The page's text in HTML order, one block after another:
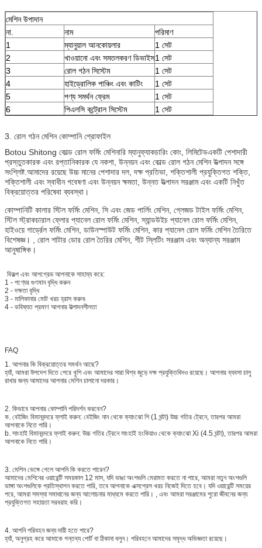
মেশিন উপাদান
না.
নাম
পরিমাণ
1
ম্যানুয়াল আনকোয়লার
1 সেট
2
খাওয়ানো এবং সমতলকরণ ডিভাইস1 সেট
3
রোল গঠন সিস্টেম
1 সেট
4
হাইড্রোলিক পাঞ্চিং এবং কাটিং
1 সেট
5
পণ্য সমর্থন ফ্রেম
1 সেট
6
পিএলসি কন্ট্রোল সিস্টেম 1 সেট
3. রোল গঠন মেশিন কোম্পানি প্রোফাইল
Botou Shitong কোল্ড রোল ফর্মিং মেশিনারি ম্যানুফ্যাকচারিং কোং, লিমিটেডএকটি পেশাদারী
প্রস্তুতকারক এবং রপ্তানিকারক যে নকশা, উন্নয়ন এবং কোল্ড রোল গঠন মেশিন উত্পাদন সঙ্গে
সংশ্লিষ্ট.আমাদের রয়েছে উচ্চ মানের পেশাদার দল, দক্ষ প্রতিভা, শক্তিশালী প্রযুক্তিগত শক্তি,
শক্তিশালী এবং স্বাধীন গবেষণা এবং উন্নয়ন ক্ষমতা, উন্নত উত্পাদন সরঞ্জাম এবং একটি নিখুঁত
বিক্রয়োত্তর পরিষেবা ব্যবস্থা।
কোম্পানিটি কালার স্টিল ফর্মিং মেশিন, সি এবং জেড পার্লিং মেশিন, গ্লেজড টাইল ফর্মিং মেশিন,
স্টিল স্ট্রাকচারাল ফ্লোর প্যানেল রোল ফর্মিং মেশিন, স্যান্ডউইচ প্যানেল রোল ফর্মিং মেশিন,
হাইওয়ে গার্ড্রেল ফর্মিং মেশিন, ডাউনস্পাউট ফর্মিং মেশিন, কার প্যানেল রোল ফর্মিং মেশিন তৈরিতে
বিশেষজ্ঞ। , রোল শাটার ডোর রোল তৈরির মেশিন, শীট স্লিটিং সরঞ্জাম এবং অন্যান্য সরঞ্জাম
আনুষাঙ্গিক।
বিকল্প এবং আপগ্রেড আপনাকে সাহায্য করে:
1 - পণ্যের গুণমান বৃদ্ধি করুন
2 - দক্ষতা বৃদ্ধি
3 - মালিকানার মোট খরচ হ্রাস করুন৷
4 - ভবিষ্যত প্রমাণ আপনার উত্পাদনশীলতা
FAQ
1. আপনার কি বিক্রয়োত্তর সমর্থন আছে?
হ্যাঁ, আমরা উপদেশ দিতে পেরে খুশি এবং আমাদের সারা বিশ্ব জুড়ে দক্ষ প্রযুক্তিবিদও রয়েছে। আপনার ব্যবসা চালু
রাখার জন্য আমাদের আপনার মেশিন চালানো দরকার।
2. কিভাবে আপনার কোম্পানি পরিদর্শন করবেন?
ক. বেইজিং বিমানবন্দরে ফ্লাই করুন: বেইজিং নান থেকে ক্যাংঝো শি (1 ঘন্টা) উচ্চ গতির ট্রেনে, তারপর আমরা
আপনাকে নিতে পারি।
b. সাংহাই বিমানবন্দরে ফ্লাই করুন: উচ্চ গতির ট্রেনে সাংহাই হংকিয়াও থেকে ক্যাংঝো Xi (4.5 ঘন্টা), তারপর আমরা
আপনাকে নিতে পারি।
3. মেশিন ভেঙ্গে গেলে আপনি কি করতে পারেন?
আমাদের মেশিনের ওয়ারেন্টি সময়কাল 12 মাস, যদি ভাঙা অংশগুলি মেরামত করতে না পারে, আমরা নতুন অংশগুলি
ভাঙ্গা অংশগুলিকে প্রতিস্থাপন করতে পারি, তবে আপনাকে এক্সপ্রেস খরচ নিজেই দিতে হবে। যদি ওয়ারেন্টি সময়ের
পরে, আমরা সমস্যা সমাধানের জন্য আলোচনার মাধ্যমে করতে পারি। , এবং আমরা সরঞ্জামের পুরো জীবনের জন্য
প্রযুক্তিগত সহায়তা সরবরাহ করি।
4. আপনি পরিবহন জন্য দায়ী হতে পারে?
হ্যাঁ, অনুগ্রহ করে আমাকে গন্তব্য পোর্ট বা ঠিকানা বলুন। পরিবহনে আমাদের সমৃদ্ধ অভিজ্ঞতা রয়েছে।